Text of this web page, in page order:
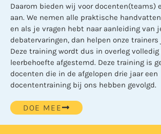
Daarom bieden wij voor docenten(teams)
aan. We nemen alle praktische
en als je vragen hebt naar aanleiding van
debatervaringen, dan helpen onze trainers
Deze training wordt dus in overleg
leerbehoefte afgestemd. Deze training is
docenten die in de afgelopen drie jaar een
docententraining bij ons hebben gevolgd.
DOE MEE